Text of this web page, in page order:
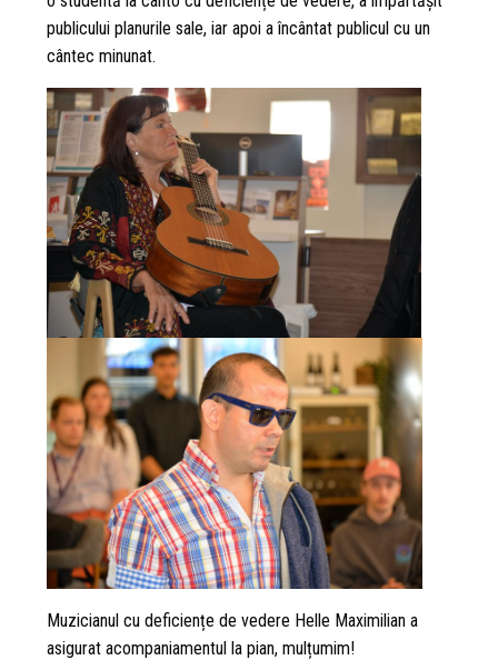
publicului planurile sale, iar apoi a încântat publicul cu un
cântec minunat.
Muzicianul cu deficiențe de vedere Helle Maximilian a
asigurat acompaniamentul la pian, mulțumim!